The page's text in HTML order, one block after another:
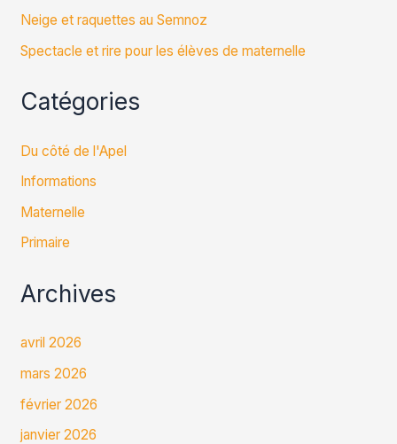
Neige et raquettes au Semnoz
Spectacle et rire pour les élèves de maternelle
Catégories
Du côté de l'Apel
Informations
Maternelle
Primaire
Archives
avril 2026
mars 2026
février 2026
janvier 2026